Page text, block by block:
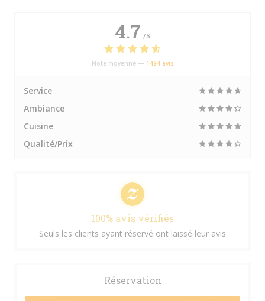
4.7 /5
Note moyenne — 1484 avis
Service
Ambiance
Cuisine
Qualité/Prix
100% avis vérifiés
Seuls les clients ayant réservé ont laissé leur avis
Réservation